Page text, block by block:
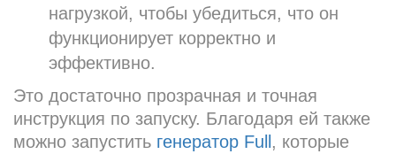
нагрузкой, чтобы убедиться, что он
функционирует корректно и
эффективно.
Это достаточно прозрачная и точная
инструкция по запуску. Благодаря ей также
можно запустить генератор Full , которые